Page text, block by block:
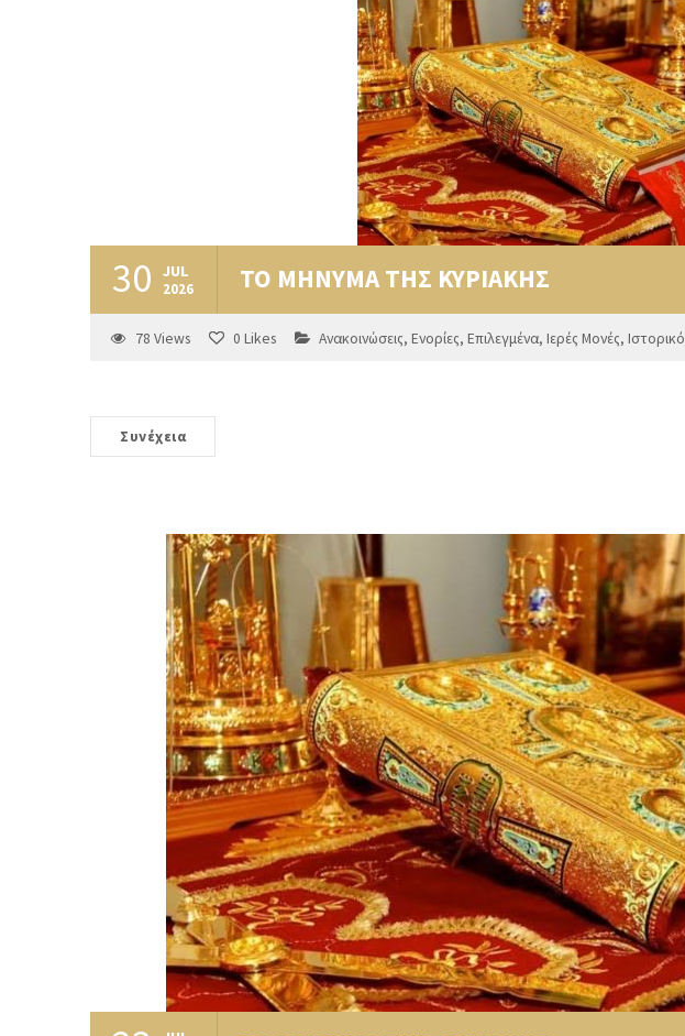
30 JUL
2026 ΤΟ ΜΗΝΥΜΑ ΤΗΣ ΚΥΡΙΑΚΗΣ
78 Views 0 Likes Ανακοινώσεις, Ενορίες, Επιλεγμένα, Ιερές Μονές, Ιστορικό
Συνέχεια